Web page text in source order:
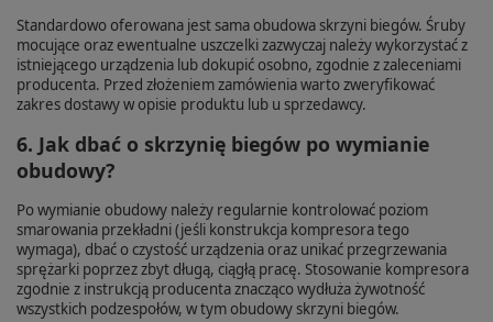
Standardowo oferowana jest sama obudowa skrzyni biegów. Śruby
mocujące oraz ewentualne uszczelki zazwyczaj należy wykorzystać z
istniejącego urządzenia lub dokupić osobno, zgodnie z zaleceniami
producenta. Przed złożeniem zamówienia warto zweryfikować
zakres dostawy w opisie produktu lub u sprzedawcy.
6. Jak dbać o skrzynię biegów po wymianie
obudowy?
Po wymianie obudowy należy regularnie kontrolować poziom
smarowania przekładni (jeśli konstrukcja kompresora tego
wymaga), dbać o czystość urządzenia oraz unikać przegrzewania
sprężarki poprzez zbyt długą, ciągłą pracę. Stosowanie kompresora
zgodnie z instrukcją producenta znacząco wydłuża żywotność
wszystkich podzespołów, w tym obudowy skrzyni biegów.